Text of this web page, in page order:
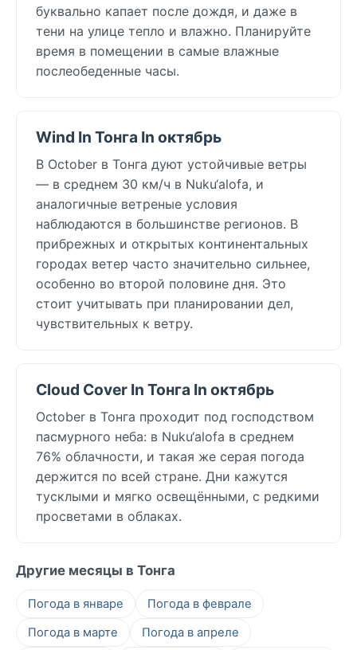
буквально капает после дождя, и даже в
тени на улице тепло и влажно. Планируйте
время в помещении в самые влажные
послеобеденные часы.
Wind In Тонга In октябрь
В October в Тонга дуют устойчивые ветры
— в среднем 30 км/ч в Nuku‘alofa, и
аналогичные ветреные условия
наблюдаются в большинстве регионов. В
прибрежных и открытых континентальных
городах ветер часто значительно сильнее,
особенно во второй половине дня. Это
стоит учитывать при планировании дел,
чувствительных к ветру.
Cloud Cover In Тонга In октябрь
October в Тонга проходит под господством
пасмурного неба: в Nuku‘alofa в среднем
76% облачности, и такая же серая погода
держится по всей стране. Дни кажутся
тусклыми и мягко освещёнными, с редкими
просветами в облаках.
Другие месяцы в Тонга
Погода в январе
Погода в феврале
Погода в марте
Погода в апреле